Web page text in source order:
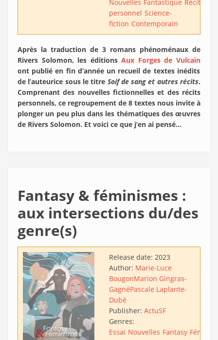
Nouvelles Fantastique Récit
personnel Science-
fiction Contemporain
Après la traduction de 3 romans phénoménaux de
Rivers Solomon, les éditionsAux Forges de Vulcain
ont publié en fin d’année un recueil de textes inédits
de l’auteurice sous le titre Soif de sang et autres récits.
Comprenant des nouvelles fictionnelles et des récits
personnels, ce regroupement de 8 textes nous invite à
plonger un peu plus dans les thématiques des œuvres
de Rivers Solomon. Et voici ce que j’en ai pensé…
Fantasy & féminismes :
aux intersections du/des
genre(s)
Release date: 2023
Author: Marie-Luce
BougonMarion Gingras-
GagnéPascale Laplante-
Dubé
Publisher: ActuSF
Genres:
Essai Nouvelles Fantasy